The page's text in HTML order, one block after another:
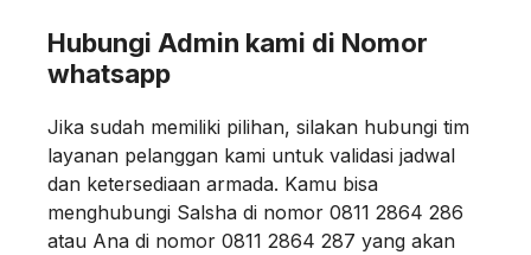
Hubungi Admin kami di Nomor
whatsapp
Jika sudah memiliki pilihan, silakan hubungi tim
layanan pelanggan kami untuk validasi jadwal
dan ketersediaan armada. Kamu bisa
menghubungi Salsha di nomor 0811 2864 286
atau Ana di nomor 0811 2864 287 yang akan